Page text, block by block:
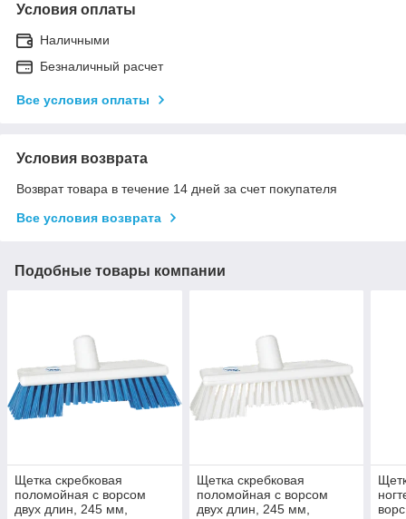
Условия оплаты
Наличными
Безналичный расчет
Все условия оплаты
Условия возврата
Возврат товара в течение 14 дней за счет покупателя
Все условия возврата
Подобные товары компании
Щетка скребковая
поломойная с ворсом
двух длин, 245 мм,
Щетка скребковая
поломойная с ворсом
двух длин, 245 мм,